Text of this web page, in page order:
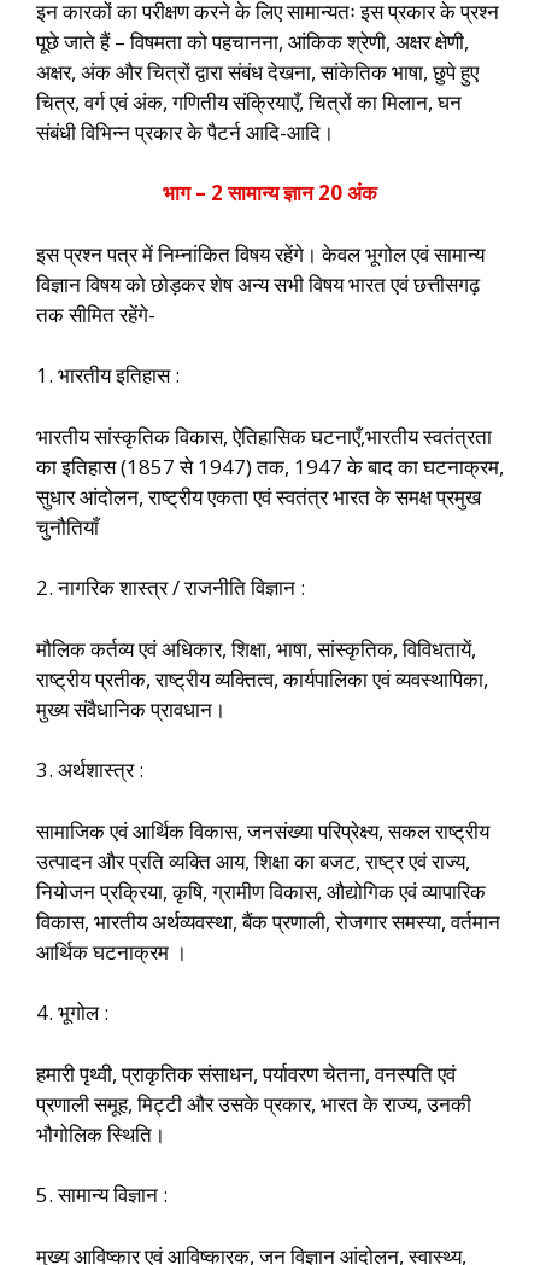
इन कारकों का परीक्षण करने के लिए सामान्यतः इस प्रकार के प्रश्न
पूछे जाते हैं – विषमता को पहचानना, आंकिक श्रेणी, अक्षर क्षेणी,
अक्षर, अंक और चित्रों द्वारा संबंध देखना, सांकेतिक भाषा, छुपे हुए
चित्र, वर्ग एवं अंक, गणितीय संक्रियाएँ, चित्रों का मिलान, घन
संबंधी विभिन्न प्रकार के पैटर्न आदि-आदि।
भाग – 2 सामान्य ज्ञान 20 अंक
इस प्रश्न पत्र में निम्नांकित विषय रहेंगे। केवल भूगोल एवं सामान्य
विज्ञान विषय को छोड़कर शेष अन्य सभी विषय भारत एवं छत्तीसगढ़
तक सीमित रहेंगे-
1. भारतीय इतिहास :
भारतीय सांस्कृतिक विकास, ऐतिहासिक घटनाएँ,भारतीय स्वतंत्रता
का इतिहास (1857 से 1947) तक, 1947 के बाद का घटनाक्रम,
सुधार आंदोलन, राष्ट्रीय एकता एवं स्वतंत्र भारत के समक्ष प्रमुख
चुनौतियाँ
2. नागरिक शास्त्र / राजनीति विज्ञान :
मौलिक कर्तव्य एवं अधिकार, शिक्षा, भाषा, सांस्कृतिक, विविधतायें,
राष्ट्रीय प्रतीक, राष्ट्रीय व्यक्तित्व, कार्यपालिका एवं व्यवस्थापिका,
मुख्य संवैधानिक प्रावधान।
3. अर्थशास्त्र :
सामाजिक एवं आर्थिक विकास, जनसंख्या परिप्रेक्ष्य, सकल राष्ट्रीय
उत्पादन और प्रति व्यक्ति आय, शिक्षा का बजट, राष्ट्र एवं राज्य,
नियोजन प्रक्रिया, कृषि, ग्रामीण विकास, औद्योगिक एवं व्यापारिक
विकास, भारतीय अर्थव्यवस्था, बैंक प्रणाली, रोजगार समस्या, वर्तमान
आर्थिक घटनाक्रम ।
4. भूगोल :
हमारी पृथ्वी, प्राकृतिक संसाधन, पर्यावरण चेतना, वनस्पति एवं
प्रणाली समूह, मिट्टी और उसके प्रकार, भारत के राज्य, उनकी
भौगोलिक स्थिति।
5. सामान्य विज्ञान :
मुख्य आविष्कार एवं आविष्कारक, जन विज्ञान आंदोलन, स्वास्थ्य,